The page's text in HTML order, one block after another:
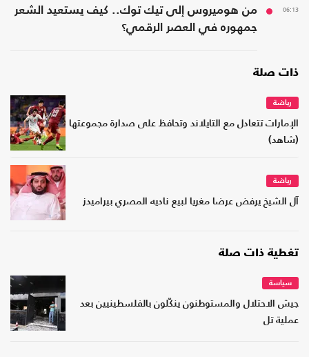
06:13
من هوميروس إلى تيك توك.. كيف يستعيد الشعر
جمهوره في العصر الرقمي؟
ذات صلة
رياضة
الإمارات تتعادل مع التايلاند وتحافظ على صدارة مجموعتها
(شاهد)
رياضة
آل الشيخ يرفض عرضا مغريا لبيع ناديه المصري بيراميدز
تغطية ذات صلة
سياسة
جيش الاحتلال والمستوطنون ينكّلون بالفلسطينيين بعد
عملية تل